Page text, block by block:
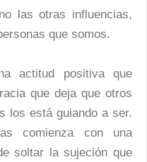
las otras influencias,
que somos.
actitud positiva que
que deja que otros
los está guiando a ser.
comienza con una
soltar la sujeción que